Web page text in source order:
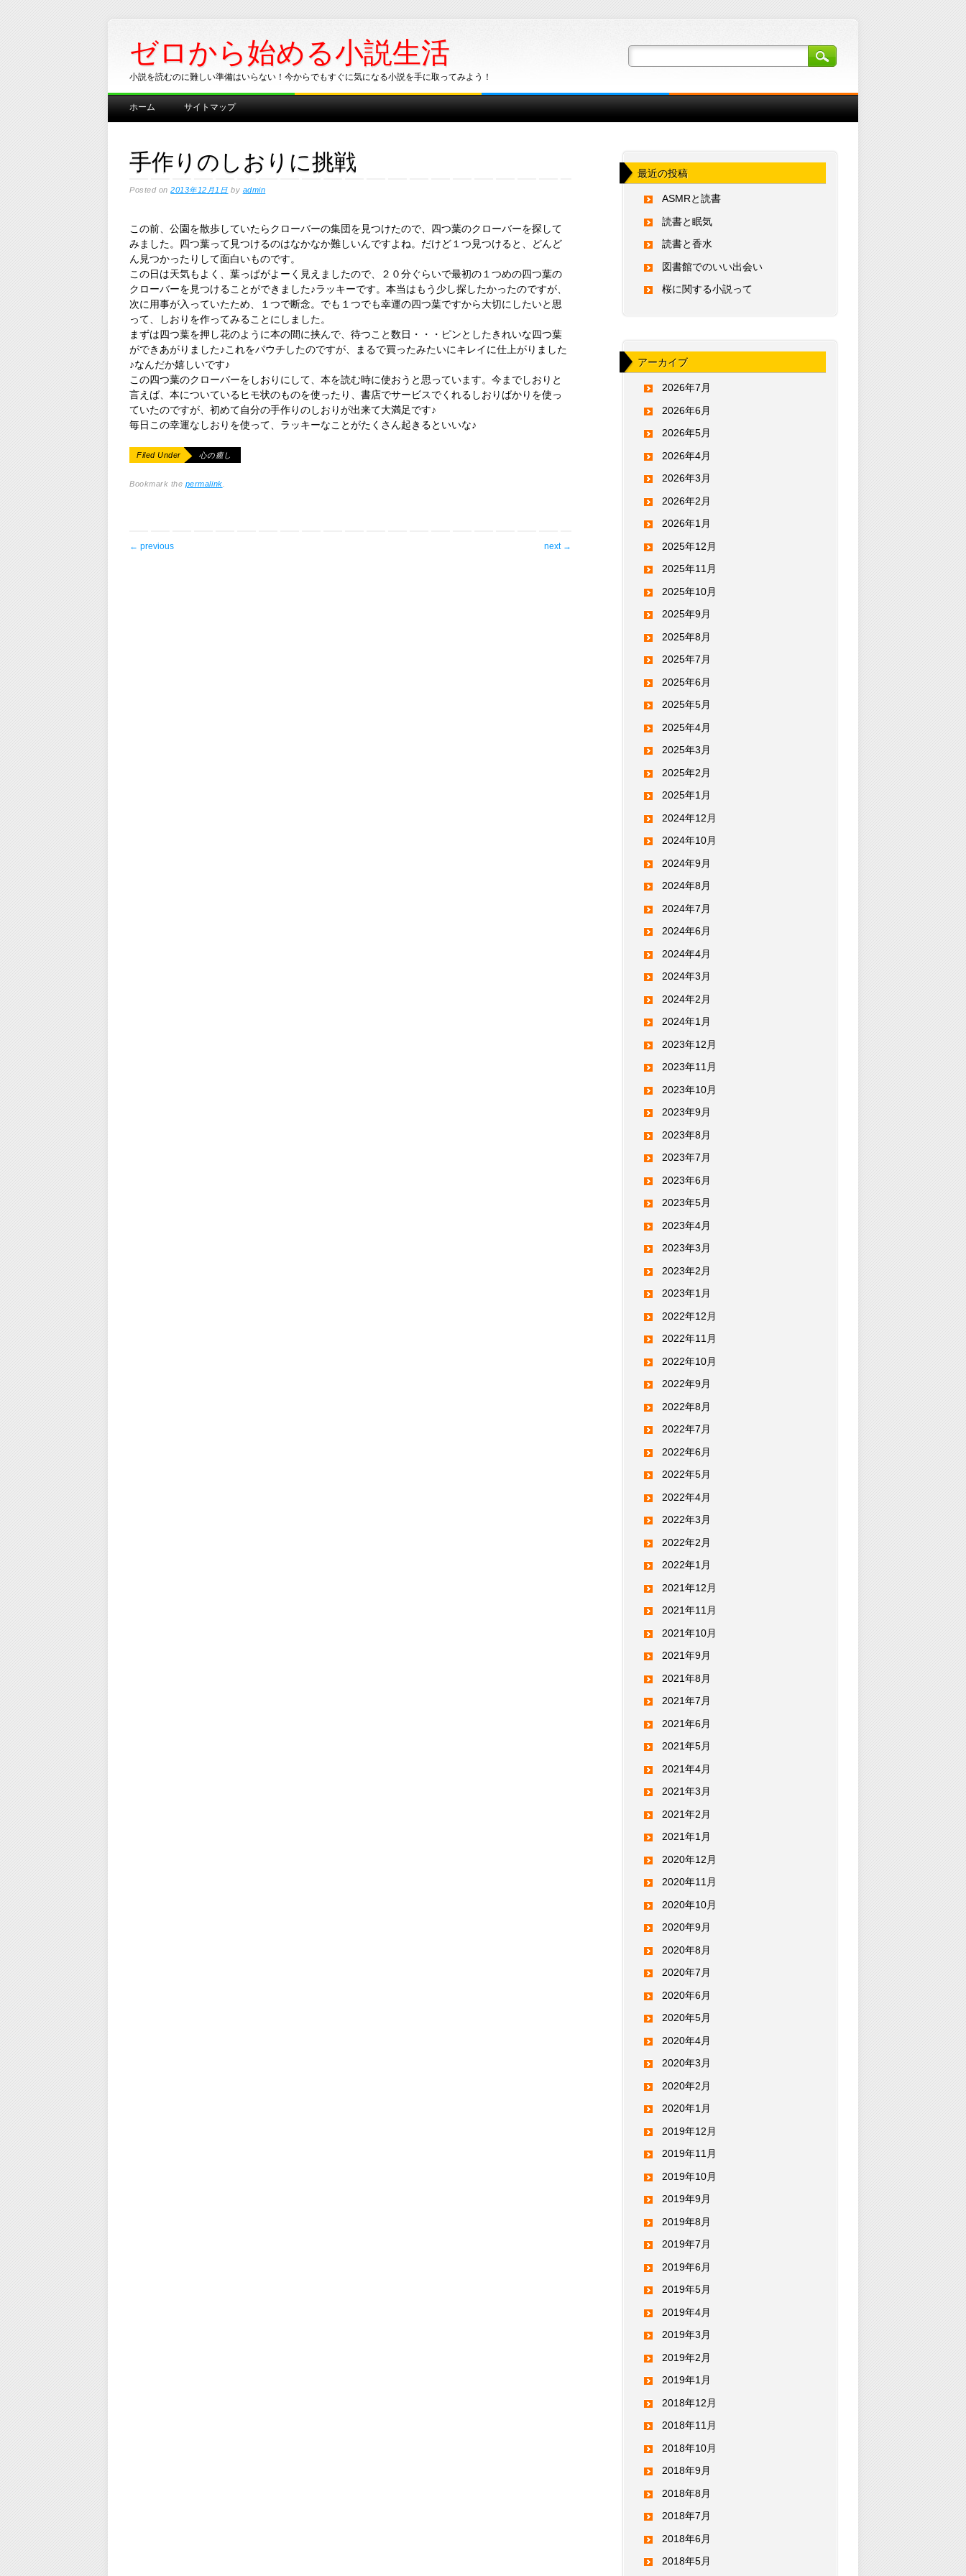
ゼロから始める小説生活
小説を読むのに難しい準備はいらない！今からでもすぐに気になる小説を手に取ってみよう！
Main menu
Skip
ホーム サイトマップ
手作りのしおりに挑戦
Posted on2013年12月1日 by admin
この前、公園を散歩していたらクローバーの集団を見つけたので、四つ葉のクローバーを探して
みました。四つ葉って見つけるのはなかなか難しいんですよね。だけど１つ見つけると、どんど
ん見つかったりして面白いものです。
この日は天気もよく、葉っぱがよーく見えましたので、２０分ぐらいで最初の１つめの四つ葉の
クローバーを見つけることができました♪ラッキーです。本当はもう少し探したかったのですが、
次に用事が入っていたため、１つで断念。でも１つでも幸運の四つ葉ですから大切にしたいと思
って、しおりを作ってみることにしました。
まずは四つ葉を押し花のように本の間に挟んで、待つこと数日・・・ピンとしたきれいな四つ葉
ができあがりました♪これをパウチしたのですが、まるで買ったみたいにキレイに仕上がりました
♪なんだか嬉しいです♪
この四つ葉のクローバーをしおりにして、本を読む時に使おうと思っています。今までしおりと
言えば、本についているヒモ状のものを使ったり、書店でサービスでくれるしおりばかりを使っ
ていたのですが、初めて自分の手作りのしおりが出来て大満足です♪
毎日この幸運なしおりを使って、ラッキーなことがたくさん起きるといいな♪
Filed Under 心の癒し
Bookmark the permalink
post navigation
← previous next →
最近の投稿
ASMRと読書
読書と眠気
読書と香水
図書館でのいい出会い
桜に関する小説って
アーカイブ
2026年7月
2026年6月
2026年5月
2026年4月
2026年3月
2026年2月
2026年1月
2025年12月
2025年11月
2025年10月
2025年9月
2025年8月
2025年7月
2025年6月
2025年5月
2025年4月
2025年3月
2025年2月
2025年1月
2024年12月
2024年10月
2024年9月
2024年8月
2024年7月
2024年6月
2024年4月
2024年3月
2024年2月
2024年1月
2023年12月
2023年11月
2023年10月
2023年9月
2023年8月
2023年7月
2023年6月
2023年5月
2023年4月
2023年3月
2023年2月
2023年1月
2022年12月
2022年11月
2022年10月
2022年9月
2022年8月
2022年7月
2022年6月
2022年5月
2022年4月
2022年3月
2022年2月
2022年1月
2021年12月
2021年11月
2021年10月
2021年9月
2021年8月
2021年7月
2021年6月
2021年5月
2021年4月
2021年3月
2021年2月
2021年1月
2020年12月
2020年11月
2020年10月
2020年9月
2020年8月
2020年7月
2020年6月
2020年5月
2020年4月
2020年3月
2020年2月
2020年1月
2019年12月
2019年11月
2019年10月
2019年9月
2019年8月
2019年7月
2019年6月
2019年5月
2019年4月
2019年3月
2019年2月
2019年1月
2018年12月
2018年11月
2018年10月
2018年9月
2018年8月
2018年7月
2018年6月
2018年5月